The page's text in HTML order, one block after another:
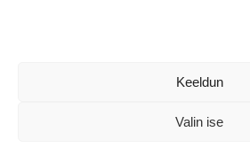
Keeldun
Valin ise